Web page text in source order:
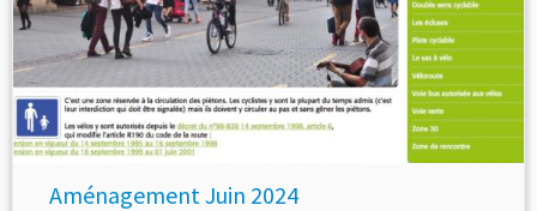
Aménagement Juin 2024